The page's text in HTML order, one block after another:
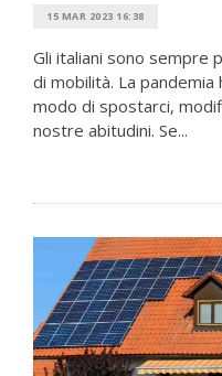
15 MAR 2023 16:38
Gli italiani sono sempre
di mobilità. La
modo di spostarci,
nostre abitudini. Se...